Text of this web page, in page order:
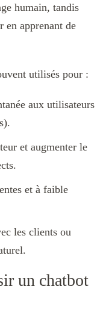
humain, tandis
en apprenant de
utilisés pour :
aux utilisateurs
et augmenter le
et à faible
les clients ou
un chatbot